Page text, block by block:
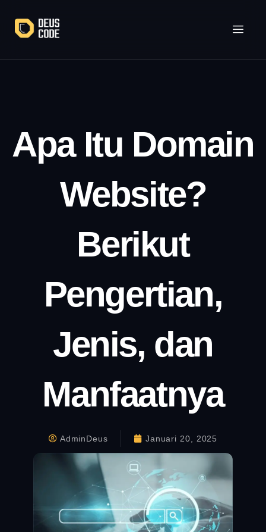
konten
Apa Itu Domain
Website​?
Berikut
Pengertian,
Jenis, dan
Manfaatnya
AdminDeus Januari 20, 2025